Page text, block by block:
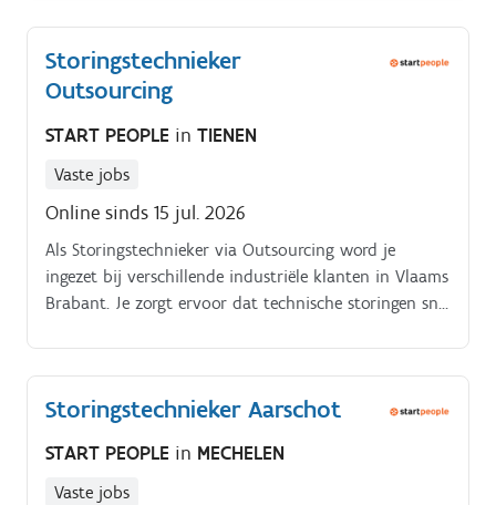
Storingstechnieker
Outsourcing
START PEOPLE in TIENEN
Vaste jobs
Online sinds 15 jul. 2026
Als Storingstechnieker via Outsourcing word je
ingezet bij verschillende industriële klanten in Vlaams
Brabant. Je zorgt ervoor dat technische storingen snel
betrouwbaar blijven functioneren.
Storingstechnieker Aarschot
START PEOPLE in MECHELEN
Vaste jobs